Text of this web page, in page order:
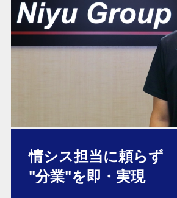
情シス担当に頼らず
"分業"を即・実現